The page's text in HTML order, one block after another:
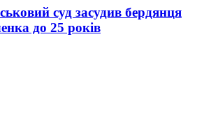
суд засудив бердянця
до 25 років